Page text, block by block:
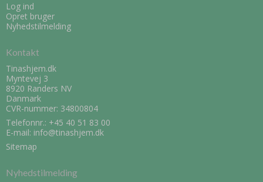
Log ind
Opret bruger
Nyhedstilmelding
Kontakt
Tinashjem.dk
Myntevej 3
8920 Randers NV
Danmark
CVR-nummer: 34800804
Telefonnr.: +45 40 51 83 00
E-mail: info@tinashjem.dk
Sitemap
Nyhedstilmelding